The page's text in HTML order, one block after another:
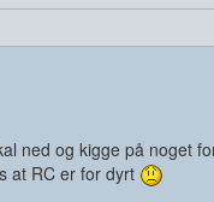
ned og kigge på noget
at RC er for dyrt